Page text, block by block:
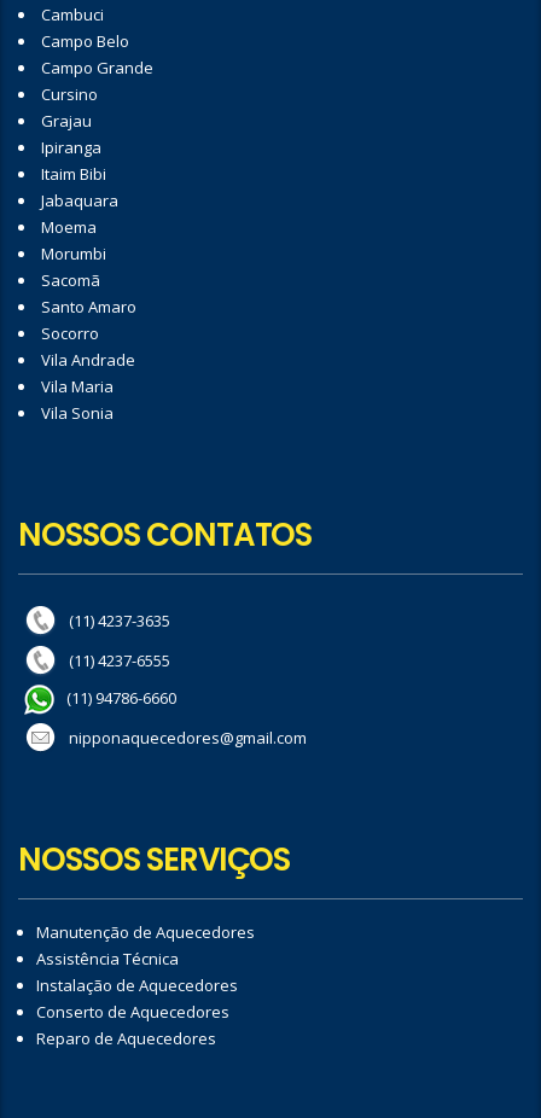
Cambuci
Campo Belo
Campo Grande
Cursino
Grajau
Ipiranga
Itaim Bibi
Jabaquara
Moema
Morumbi
Sacomã
Santo Amaro
Socorro
Vila Andrade
Vila Maria
Vila Sonia
NOSSOS CONTATOS
(11) 4237-3635
(11) 4237-6555
(11) 94786-6660
nipponaquecedores@gmail.com
NOSSOS SERVIÇOS
Manutenção de Aquecedores
Assistência Técnica
Instalação de Aquecedores
Conserto de Aquecedores
Reparo de Aquecedores